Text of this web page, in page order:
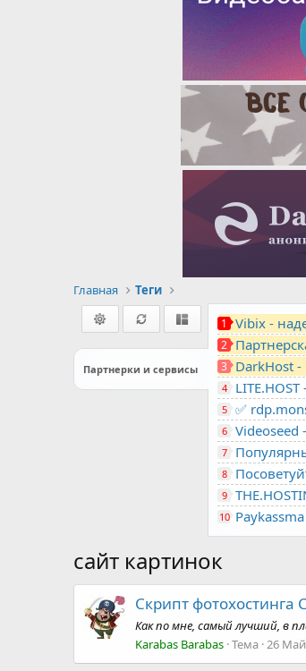
Главная Теги
Партнерки и сервисы
1 Vibix -
2
3 DarkHost
4
5
✅
6
7
8
9
10
сайт картинок
Скрипт фотохостинга
Как по мне, самый лучший, в
Karabas Barabas Тема 26